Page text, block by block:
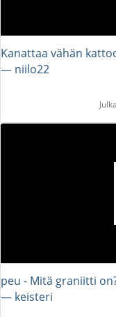
Kanattaa vähän
― niilo22
peu - Mitä graniitti
― keisteri